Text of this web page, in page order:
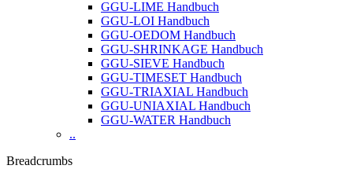
GGU-LIME Handbuch
GGU-LOI Handbuch
GGU-OEDOM Handbuch
GGU-SHRINKAGE Handbuch
GGU-SIEVE Handbuch
GGU-TIMESET Handbuch
GGU-TRIAXIAL Handbuch
GGU-UNIAXIAL Handbuch
GGU-WATER Handbuch
..
Breadcrumbs